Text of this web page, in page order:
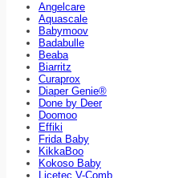
Angelcare
Aquascale
Babymoov
Badabulle
Beaba
Biarritz
Curaprox
Diaper Genie®
Done by Deer
Doomoo
Effiki
Frida Baby
KikkaBoo
Kokoso Baby
Licetec V-Comb